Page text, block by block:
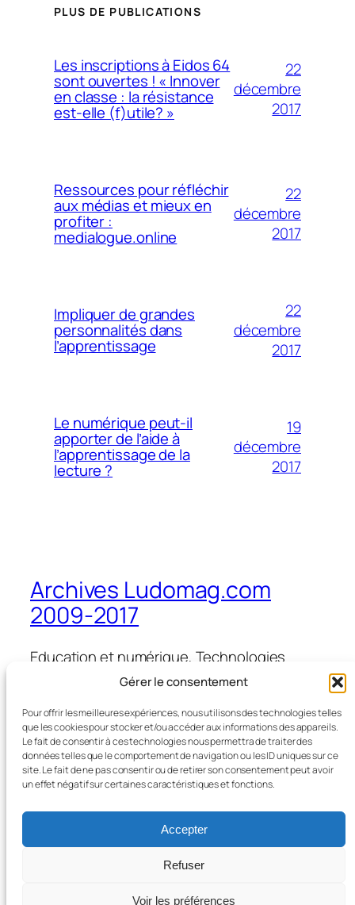
Gérer le consentement
Pour offrir les meilleures expériences, nous utilisons des technologies telles
que les cookies pour stocker et/ou accéder aux informations des appareils.
Le fait de consentir à ces technologies nous permettra de traiter des
données telles que le comportement de navigation ou les ID uniques sur ce
site. Le fait de ne pas consentir ou de retirer son consentement peut avoir
un effet négatif sur certaines caractéristiques et fonctions.
Accepter
Refuser
Voir les préférences
PLUS DE PUBLICATIONS
Les inscriptions à Eidos 64
sont ouvertes ! « Innover
en classe : la résistance
est-elle (f)utile? »
22
décembre
2017
Ressources pour réfléchir
aux médias et mieux en
profiter :
medialogue.online
22
décembre
2017
Impliquer de grandes
personnalités dans
l’apprentissage
22
décembre
2017
Le numérique peut-il
apporter de l’aide à
l’apprentissage de la
lecture ?
19
décembre
2017
Archives Ludomag.com
2009-2017
Education et numérique, Technologies
d'Apprentissage, e-learning, serious games,
et formation
Blog
À propos
FAQ
Évènements
Boutique
Compositions
Thèmes